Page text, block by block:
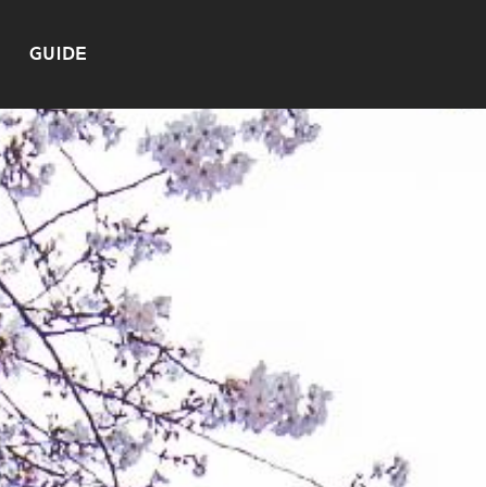
GUIDE